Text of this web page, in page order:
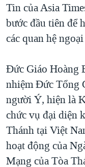
THƯỢNG ĐỈNH
TRỊNH VĨNH BÌNH
NGƯ DÂN VIỆT
QUAN HỆ VIỆT MỸ
Tin của Asia
bước đầu tiên để
các quan hệ
Đức Giáo Hoàng
nhiệm Ðức Tổng
người Ý, hiện là
chức vụ đại diện
Thánh tại Việt
hoạt động của
Mạng của Tòa